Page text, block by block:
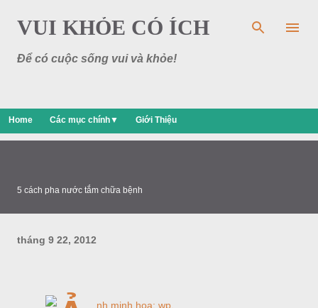
Chuyển đến nội dung chính
VUI KHỎE CÓ ÍCH
Để có cuộc sống vui và khỏe!
Home Các mục chính▼ Giới Thiệu
5 cách pha nước tắm chữa bệnh
tháng 9 22, 2012